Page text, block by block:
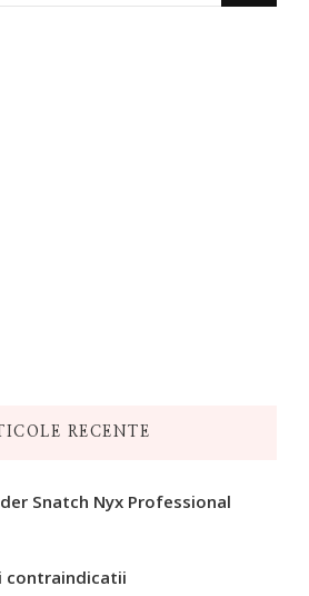
RECENTE
Snatch Nyx Professional
contraindicatii